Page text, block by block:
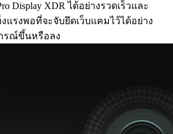
Display XDR ได้อย่างรวดเร็วและ
แรงพอที่จะจับยึดเว็บแคมไว้ได้อย่าง
รณ์ขึ้นหรือลง